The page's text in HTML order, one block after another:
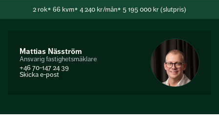
2rok 66 kvm 4 240 kr/mån 5 195 000 kr (slutpris)
Mattias Näsström
Ansvarig fastighetsmäklare
+46 70-147 24 39
Skicka e-post